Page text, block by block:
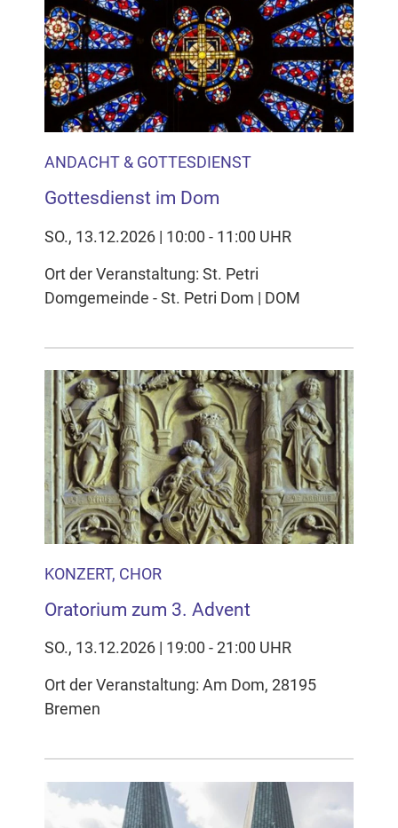
ANDACHT & GOTTESDIENST
Gottesdienst im Dom
SO., 13.12.2026 | 10:00 - 11:00 UHR
Ort der Veranstaltung: St. Petri
Domgemeinde - St. Petri Dom | DOM
KONZERT, CHOR
Oratorium zum 3. Advent
SO., 13.12.2026 | 19:00 - 21:00 UHR
Ort der Veranstaltung: Am Dom, 28195
Bremen